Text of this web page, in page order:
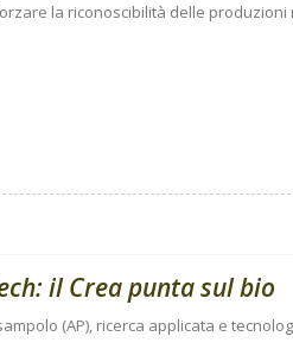
la riconoscibilità delle produzioni
il Crea punta sul bio
(AP), ricerca applicata e